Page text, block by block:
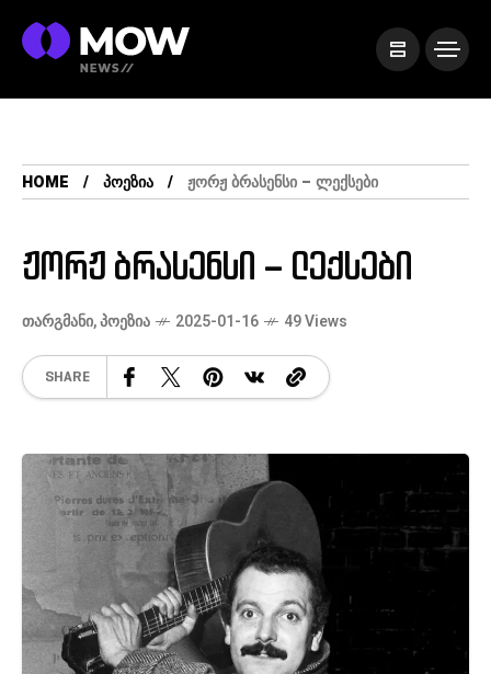
HOME ᲞᲝᲔᲖᲘᲐ ᲟᲝᲠᲟ ᲑᲠᲐᲡᲔᲜᲡᲘ – ᲚᲔᲥᲡᲔᲑᲘ
ჟორჟ ბრასენსი – ლექსები
ᲗᲐᲠᲒᲛᲐᲜᲘ,ᲞᲝᲔᲖᲘᲐ 2025-01-16 49 Views
SHARE